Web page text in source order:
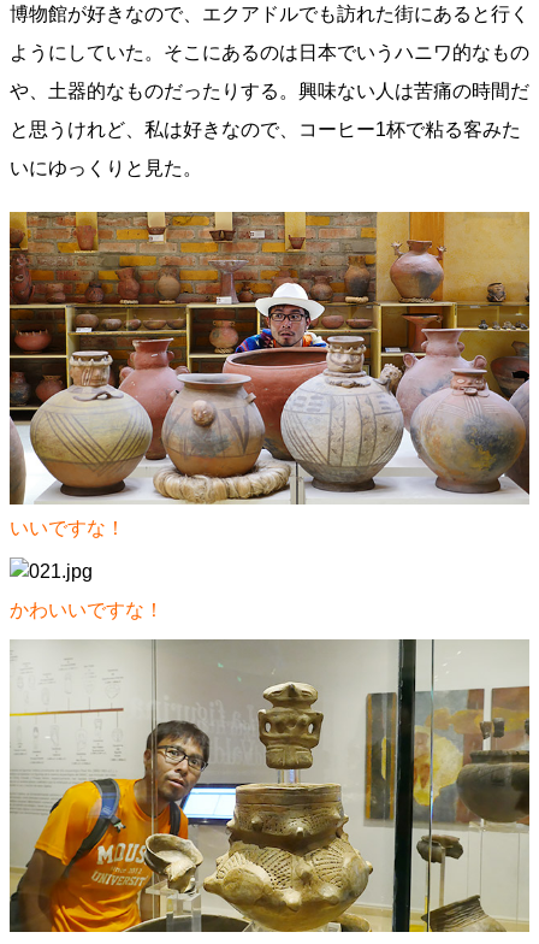
博物館が好きなので、エクアドルでも訪れた街にあると行く
ようにしていた。そこにあるのは日本でいうハニワ的なもの
や、土器的なものだったりする。興味ない人は苦痛の時間だ
と思うけれど、私は好きなので、コーヒー1杯で粘る客みた
いにゆっくりと見た。
いいですな！
かわいいですな！